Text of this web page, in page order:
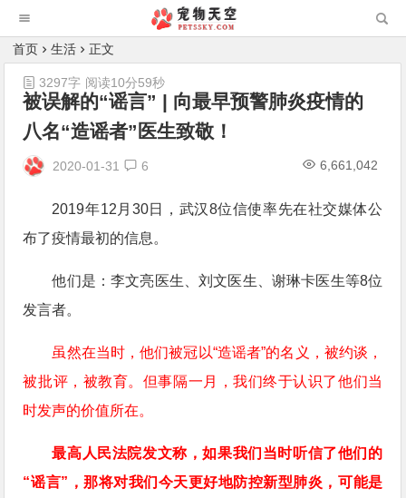
首页 生活 正文
被误解的“谣言” | 向最早预警肺炎疫情的
八名“造谣者”医生致敬！
2020-01-31 6 6,661,042
3297字 阅读10分59秒
2019年12月30日，武汉8位信使率先在社交媒体公
布了疫情最初的信息。
他们是：李文亮医生、刘文医生、谢琳卡医生等8位
发言者。
虽然在当时，他们被冠以“造谣者”的名义，被约谈，
被批评，被教育。但事隔一月，我们终于认识了他们当
时发声的价值所在。
最高人民法院发文称，如果我们当时听信了他们的
“谣言”，那将对我们今天更好地防控新型肺炎，可能是